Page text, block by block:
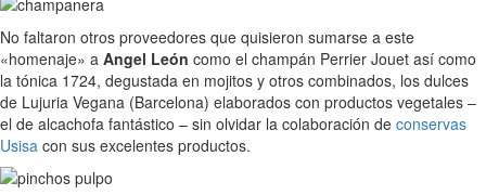
No faltaron otros proveedores que quisieron sumarse a este
«homenaje» a Angel León como el champán Perrier Jouet así como
la tónica 1724, degustada en mojitos y otros combinados, los dulces
de Lujuria Vegana (Barcelona) elaborados con productos vegetales –
el de alcachofa fantástico – sin olvidar la colaboración de conservas
Usisa con sus excelentes productos.